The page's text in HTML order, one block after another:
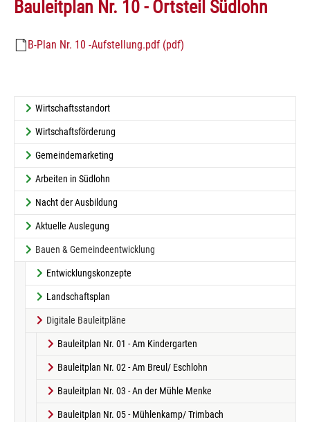
Bauleitplan Nr. 10 - Ortsteil Südlohn
B-Plan Nr. 10 -Aufstellung.pdf (pdf)
Wirtschaftsstandort
Wirtschaftsförderung
Gemeindemarketing
Arbeiten in Südlohn
Nacht der Ausbildung
Aktuelle Auslegung
Bauen & Gemeindeentwicklung
Entwicklungskonzepte
Landschaftsplan
Digitale Bauleitpläne
Bauleitplan Nr. 01 - Am Kindergarten
Bauleitplan Nr. 02 - Am Breul/ Eschlohn
Bauleitplan Nr. 03 - An der Mühle Menke
Bauleitplan Nr. 05 - Mühlenkamp/ Trimbach